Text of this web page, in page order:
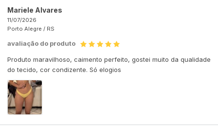
Mariele Alvares
11/07/2026
Porto Alegre / RS
avaliação do produto
Produto maravilhoso, caimento perfeito, gostei muito da qualidade
do tecido, cor condizente. Só elogios